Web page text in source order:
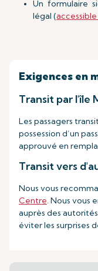
Un formulaire
légal (
Exigences en
Transit par l'île
Les passagers
possession d’un
approuvé en
Transit vers
Nous vous
Centre. Nous vous
auprès des
éviter les surprises